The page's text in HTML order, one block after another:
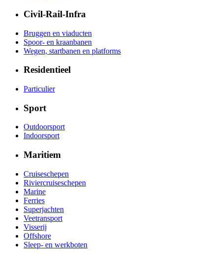
Civil-Rail-Infra
Bruggen en viaducten
Spoor- en kraanbanen
Wegen, startbanen en platforms
Residentieel
Particulier
Sport
Outdoorsport
Indoorsport
Maritiem
Cruiseschepen
Riviercruiseschepen
Marine
Ferries
Superjachten
Veetransport
Visserij
Offshore
Sleep- en werkboten